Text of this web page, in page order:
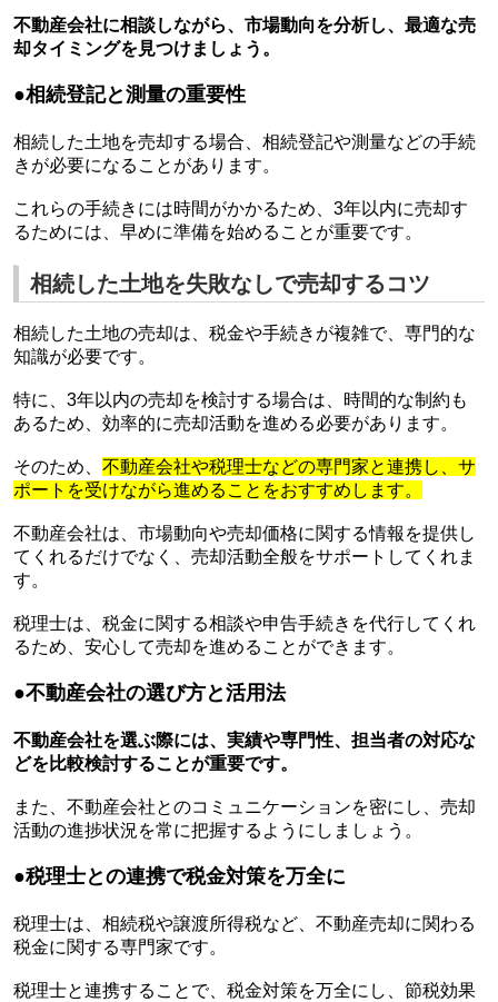
不動産会社に相談しながら、市場動向を分析し、最適な売
却タイミングを見つけましょう。
●相続登記と測量の重要性
相続した土地を売却する場合、相続登記や測量などの手続
きが必要になることがあります。
これらの手続きには時間がかかるため、3年以内に売却す
るためには、早めに準備を始めることが重要です。
相続した土地を失敗なしで売却するコツ
相続した土地の売却は、税金や手続きが複雑で、専門的な
知識が必要です。
特に、3年以内の売却を検討する場合は、時間的な制約も
あるため、効率的に売却活動を進める必要があります。
そのため、 不動産会社や税理士などの専門家と連携し、サ
ポートを受けながら進めることをおすすめします。
不動産会社は、市場動向や売却価格に関する情報を提供し
てくれるだけでなく、売却活動全般をサポートしてくれま
す。
税理士は、税金に関する相談や申告手続きを代行してくれ
るため、安心して売却を進めることができます。
●不動産会社の選び方と活用法
不動産会社を選ぶ際には、実績や専門性、担当者の対応な
どを比較検討することが重要です。
また、不動産会社とのコミュニケーションを密にし、売却
活動の進捗状況を常に把握するようにしましょう。
●税理士との連携で税金対策を万全に
税理士は、相続税や譲渡所得税など、不動産売却に関わる
税金に関する専門家です。
税理士と連携することで、税金対策を万全にし、節税効果